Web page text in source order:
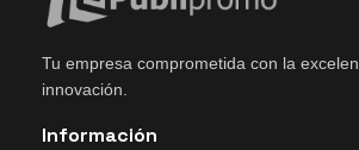
Tu empresa comprometida con la
innovación.
Información